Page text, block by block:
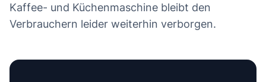
Kaffee- und Küchenmaschine bleibt den
Verbrauchern leider weiterhin verborgen.